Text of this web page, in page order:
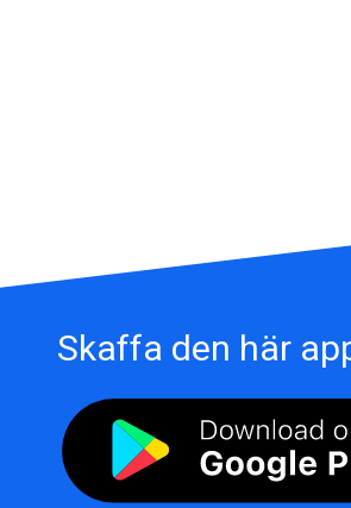
Skaffa den här